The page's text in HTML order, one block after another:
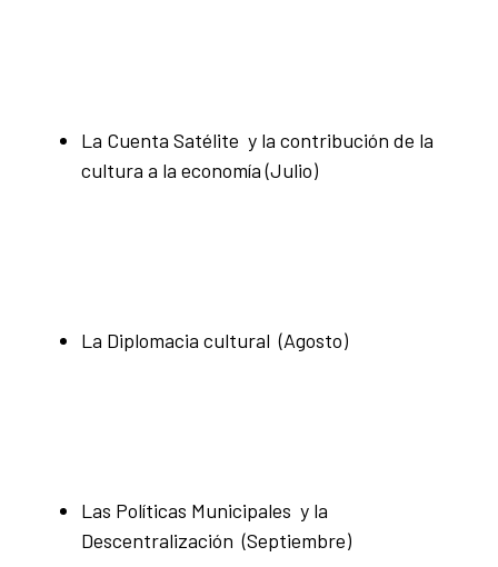
La Cuenta Satélite y la contribución de la
cultura a la economía (Julio)
La Diplomacia cultural (Agosto)
Las Políticas Municipales y la
Descentralización (Septiembre)